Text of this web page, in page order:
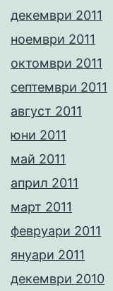
декември 2011
ноември 2011
октомври 2011
септември 2011
август 2011
юни 2011
май 2011
април 2011
март 2011
февруари 2011
януари 2011
декември 2010